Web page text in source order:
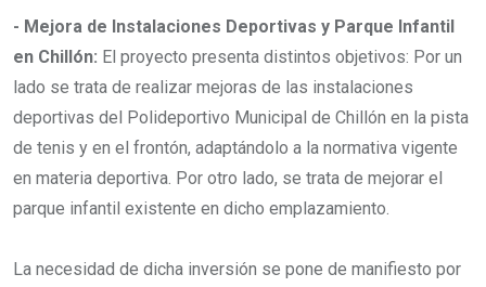
- Mejora de Instalaciones Deportivas y Parque Infantil
en Chillón: El proyecto presenta distintos objetivos: Por un
lado se trata de realizar mejoras de las instalaciones
deportivas del Polideportivo Municipal de Chillón en la pista
de tenis y en el frontón, adaptándolo a la normativa vigente
en materia deportiva. Por otro lado, se trata de mejorar el
parque infantil existente en dicho emplazamiento.
La necesidad de dicha inversión se pone de manifiesto por